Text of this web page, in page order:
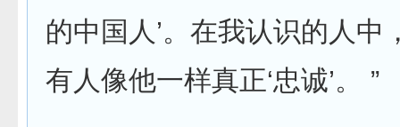
的中国人’。在我认识的人中
有人像他一样真正‘忠诚’。 ”